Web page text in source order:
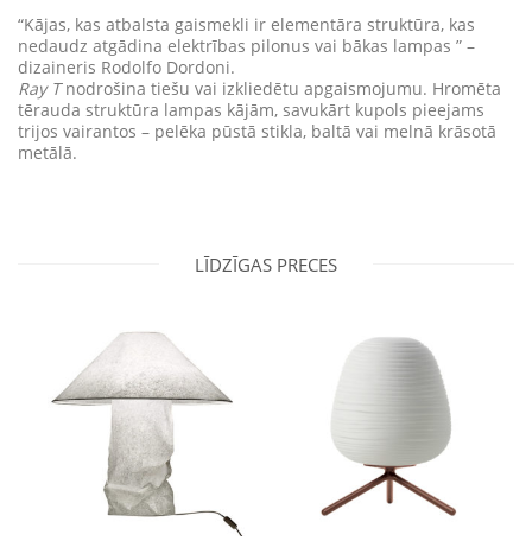
“Kājas, kas atbalsta gaismekli ir elementāra struktūra, kas
nedaudz atgādina elektrības pilonus vai bākas lampas ” –
dizaineris Rodolfo Dordoni.
Ray Tnodrošina tiešu vai izkliedētu apgaismojumu. Hromēta
tērauda struktūra lampas kājām, savukārt kupols pieejams
trijos vairantos – pelēka pūstā stikla, baltā vai melnā krāsotā
metālā.
LĪDZĪGAS PRECES